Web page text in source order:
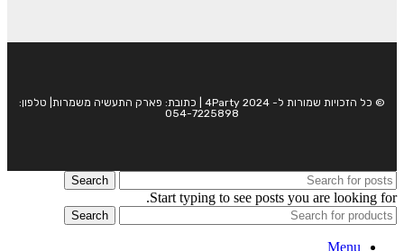
© כל הזכויות שמורות ל- 4Party 2024 | כתובת: פארק התעשיה משמרות| טלפון:
054-7225898
Search
Start typing to see posts you are looking for.
Search
Menu